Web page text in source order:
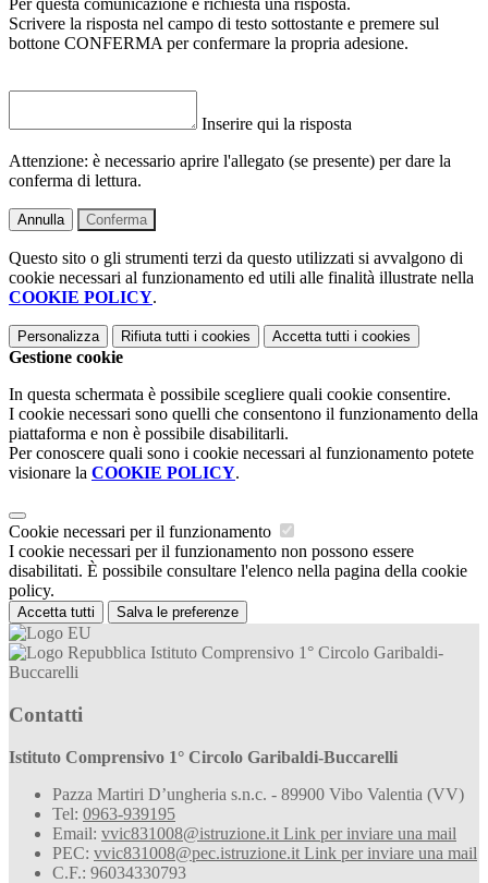
Per questa comunicazione è richiesta una risposta.
Scrivere la risposta nel campo di testo sottostante e premere sul
bottone CONFERMA per confermare la propria adesione.
Inserire qui la risposta
Attenzione: è necessario aprire l'allegato (se presente) per dare la
conferma di lettura.
Annulla Conferma
Questo sito o gli strumenti terzi da questo utilizzati si avvalgono di
cookie necessari al funzionamento ed utili alle finalità illustrate nella
COOKIE POLICY.
Personalizza Rifiuta tutti i cookies Accetta tutti i cookies
Gestione cookie
In questa schermata è possibile scegliere quali cookie consentire.
I cookie necessari sono quelli che consentono il funzionamento della
piattaforma e non è possibile disabilitarli.
Per conoscere quali sono i cookie necessari al funzionamento potete
visionare la COOKIE POLICY.
Cookie necessari per il funzionamento
I cookie necessari per il funzionamento non possono essere
disabilitati. È possibile consultare l'elenco nella pagina della cookie
policy.
Accetta tutti Salva le preferenze
Istituto Comprensivo 1° Circolo Garibaldi-
Buccarelli
Contatti
Istituto Comprensivo 1° Circolo Garibaldi-Buccarelli
Pazza Martiri D’ungheria s.n.c. - 89900 Vibo Valentia (VV)
Tel: 0963-939195
Email: vvic831008@istruzione.it Link per inviare una mail
PEC: vvic831008@pec.istruzione.it Link per inviare una mail
C.F.: 96034330793